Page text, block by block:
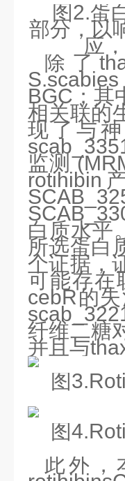
图2.蛋
部分，以
应
除了
BGC；其
相关联的
现了与
监测
rotihibin
白质水平
所选蛋白
个证据，
可能存在
cebR的
纤维二糖
并且与
图3
图4
此外，